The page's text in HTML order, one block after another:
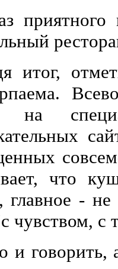
итог,
на
что
главное -
чувством, с
и говорить,